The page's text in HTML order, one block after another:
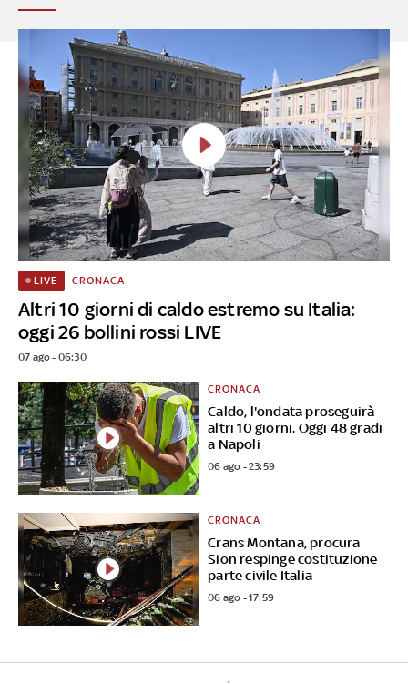
Altri 10 giorni di caldo estremo su Italia:
oggi 26 bollini rossi LIVE
LIVE CRONACA
07 ago - 06:30
Caldo, l'ondata proseguirà
altri 10 giorni. Oggi 48 gradi
a Napoli
CRONACA
06 ago - 23:59
Crans Montana, procura
Sion respinge costituzione
parte civile Italia
CRONACA
06 ago - 17:59